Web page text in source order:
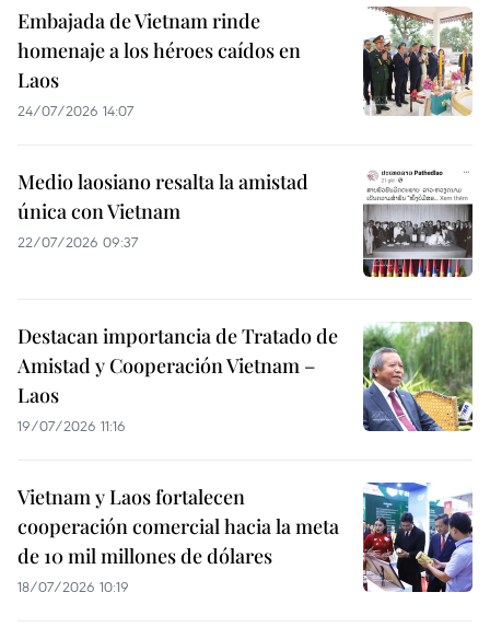
Embajada de Vietnam rinde
homenaje a los héroes caídos en
Laos
24/07/2026 14:07
Medio laosiano resalta la amistad
única con Vietnam
22/07/2026 09:37
Destacan importancia de Tratado de
Amistad y Cooperación Vietnam –
Laos
19/07/2026 11:16
Vietnam y Laos fortalecen
cooperación comercial hacia la meta
de 10 mil millones de dólares
18/07/2026 10:19